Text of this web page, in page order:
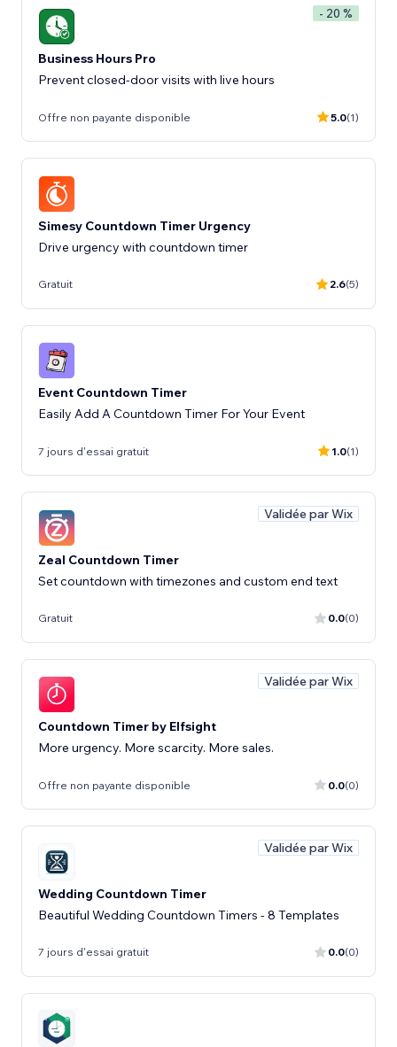
- 20 %
Business Hours Pro
Prevent closed-door visits with live hours
Offre non payante disponible 5.0(1)
Simesy Countdown Timer Urgency
Drive urgency with countdown timer
Gratuit 2.6(5)
Event Countdown Timer
Easily Add A Countdown Timer For Your Event
7 jours d'essai gratuit 1.0(1)
Validée par Wix
Zeal Countdown Timer
Set countdown with timezones and custom end text
Gratuit 0.0(0)
Validée par Wix
Countdown Timer by Elfsight
More urgency. More scarcity. More sales.
Offre non payante disponible 0.0(0)
Validée par Wix
Wedding Countdown Timer
Beautiful Wedding Countdown Timers - 8 Templates
7 jours d'essai gratuit 0.0(0)